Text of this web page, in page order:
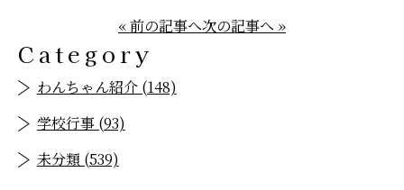
« 前の記事へ次の記事へ »
Category
わんちゃん紹介 (148)
学校行事 (93)
未分類 (539)